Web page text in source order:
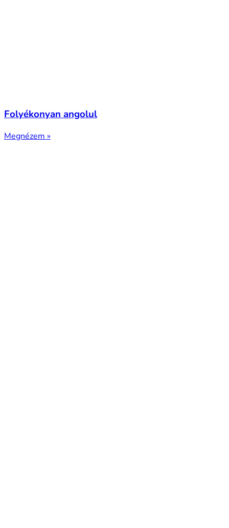
Folyékonyan angolul
Megnézem »